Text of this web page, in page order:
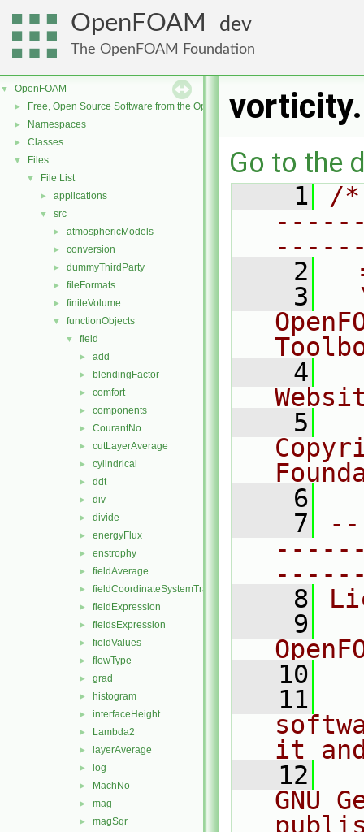
OpenFOAM dev
The OpenFOAM Foundation
▼ OpenFOAM
► Free, Open Source Software from the OpenFOAM Foundation
► Namespaces
► Classes
▼ Files
▼ File List
► applications
▼ src
► atmosphericModels
► conversion
► dummyThirdParty
► fileFormats
► finiteVolume
▼ functionObjects
▼ field
► add
► blendingFactor
► comfort
► components
► CourantNo
► cutLayerAverage
► cylindrical
► ddt
► div
► divide
► energyFlux
► enstrophy
► fieldAverage
► fieldCoordinateSystemTransform
► fieldExpression
► fieldsExpression
► fieldValues
► flowType
► grad
► histogram
► interfaceHeight
► Lambda2
► layerAverage
► log
► MachNo
► mag
► magSqr
Go to the
    1
/
    2
    3
    4
    5
    6
    7
    8
    9
   10
   11
it
   12
GNU